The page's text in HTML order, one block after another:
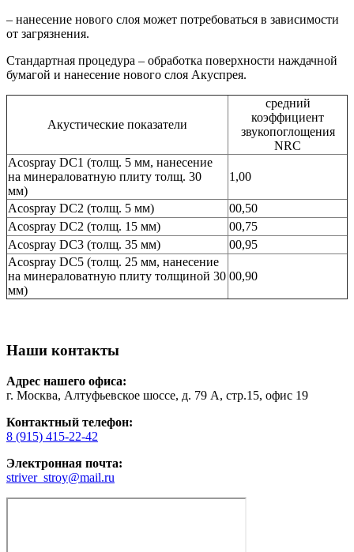
– нанесение нового слоя может потребоваться в зависимости
от загрязнения.
Стандартная процедура – обработка поверхности наждачной
бумагой и нанесение нового слоя Акуспрея.
Акустические показатели
средний
коэффициент
звукопоглощения
NRC
Acospray DC1 (толщ. 5 мм, нанесение
на минераловатную плиту толщ. 30
мм)
1,00
Acospray DC2 (толщ. 5 мм)
00,50
Acospray DC2 (толщ. 15 мм)
00,75
Acospray DC3 (толщ. 35 мм)
00,95
Acospray DC5 (толщ. 25 мм, нанесение
на минераловатную плиту толщиной 30
мм)
00,90
Наши контакты
Адрес нашего офиса:
г. Москва, Алтуфьевское шоссе, д. 79 А, стр.15, офис 19
Контактный телефон:
8 (915) 415-22-42
Электронная почта:
striver_stroy@mail.ru